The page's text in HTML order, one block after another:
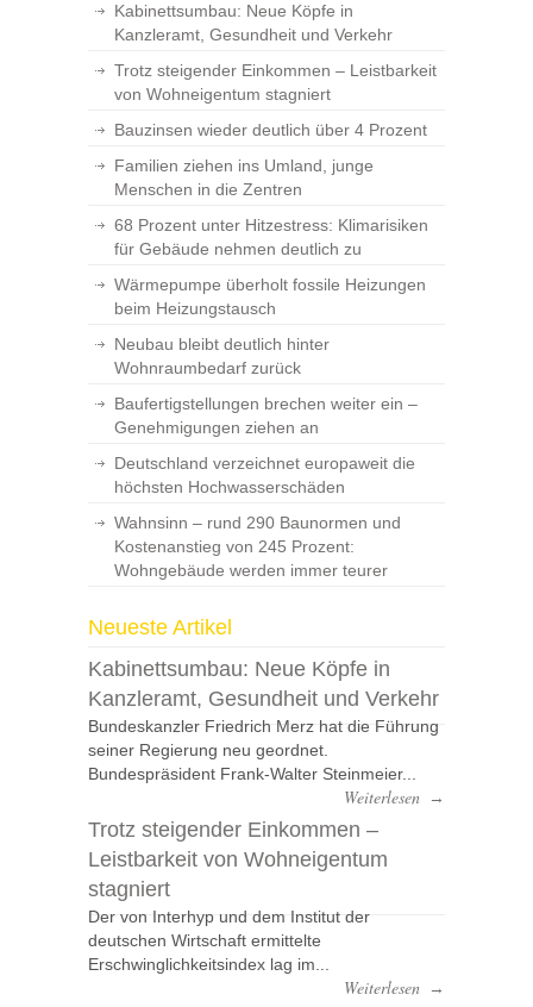
Kabinettsumbau: Neue Köpfe in
Kanzleramt, Gesundheit und Verkehr
Trotz steigender Einkommen – Leistbarkeit
von Wohneigentum stagniert
Bauzinsen wieder deutlich über 4 Prozent
Familien ziehen ins Umland, junge
Menschen in die Zentren
68 Prozent unter Hitzestress: Klimarisiken
für Gebäude nehmen deutlich zu
Wärmepumpe überholt fossile Heizungen
beim Heizungstausch
Neubau bleibt deutlich hinter
Wohnraumbedarf zurück
Baufertigstellungen brechen weiter ein –
Genehmigungen ziehen an
Deutschland verzeichnet europaweit die
höchsten Hochwasserschäden
Wahnsinn – rund 290 Baunormen und
Kostenanstieg von 245 Prozent:
Wohngebäude werden immer teurer
Neueste Artikel
Kabinettsumbau: Neue Köpfe in
Kanzleramt, Gesundheit und Verkehr
Bundeskanzler Friedrich Merz hat die Führung
seiner Regierung neu geordnet.
Bundespräsident Frank-Walter Steinmeier...
Weiterlesen →
Trotz steigender Einkommen –
Leistbarkeit von Wohneigentum
stagniert
Der von Interhyp und dem Institut der
deutschen Wirtschaft ermittelte
Erschwinglichkeitsindex lag im...
Weiterlesen →